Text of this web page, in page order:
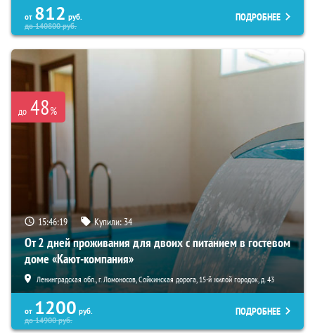
от 812 руб.
до140800руб.
ПОДРОБНЕЕ
до 48%
15:46:17 Купили:34
От 2 дней проживания для двоих с питанием в гостевом
доме «Кают-компания»
Ленинградская обл., г. Ломоносов, Сойкинская дорога, 15-й жилой городок, д. 43
от 1200 руб.
до14900руб.
ПОДРОБНЕЕ